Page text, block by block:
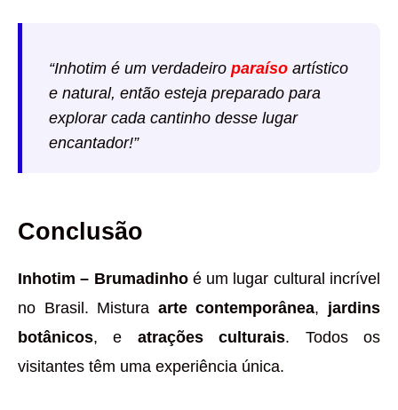
“Inhotim é um verdadeiro paraíso artístico
e natural, então esteja preparado para
explorar cada cantinho desse lugar
encantador!”
Conclusão
Inhotim – Brumadinhoé um lugar cultural incrível
no Brasil. Mistura arte contemporânea, jardins
botânicos, e atrações culturais. Todos os
visitantes têm uma experiência única.